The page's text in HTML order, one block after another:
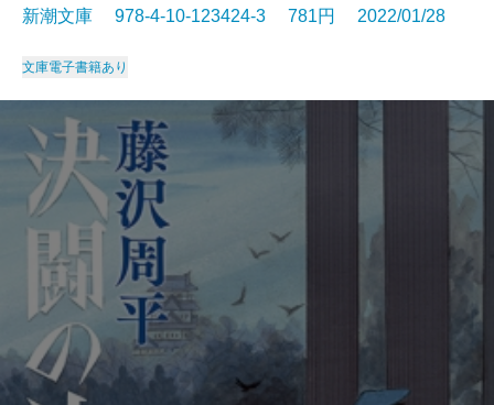
新潮文庫 978-4-10-123424-3 781円 2022/01/28
文庫電子書籍あり